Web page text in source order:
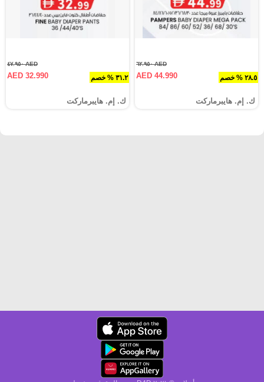
٢٨.٥ % خصم
AED ٦٢.٩٥٠
AED 44.990
ك. إم. هايبرماركت
٣١.٢ % خصم
AED ٤٧.٩٥٠
AED 32.990
ك. إم. هايبرماركت